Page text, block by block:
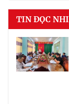
TIN ĐỌC